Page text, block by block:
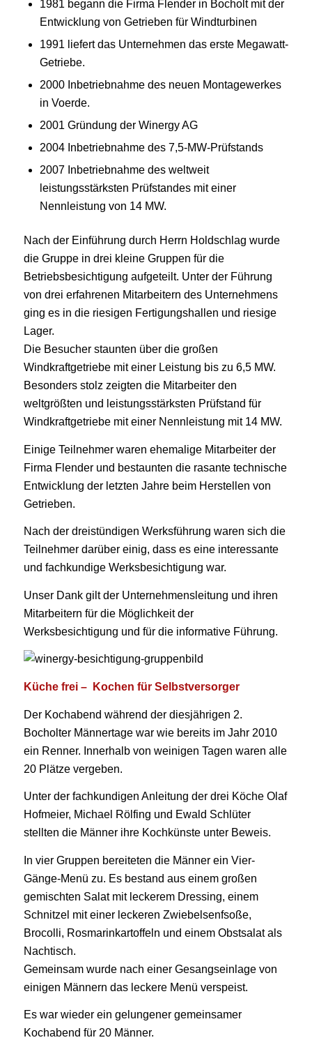
1981 begann die Firma Flender in Bocholt mit der
Entwicklung von Getrieben für Windturbinen
1991 liefert das Unternehmen das erste Megawatt-
Getriebe.
2000 Inbetriebnahme des neuen Montagewerkes
in Voerde.
2001 Gründung der Winergy AG
2004 Inbetriebnahme des 7,5-MW-Prüfstands
2007 Inbetriebnahme des weltweit
leistungsstärksten Prüfstandes mit einer
Nennleistung von 14 MW.
Nach der Einführung durch Herrn Holdschlag wurde
die Gruppe in drei kleine Gruppen für die
Betriebsbesichtigung aufgeteilt. Unter der Führung
von drei erfahrenen Mitarbeitern des Unternehmens
ging es in die riesigen Fertigungshallen und riesige
Lager.
Die Besucher staunten über die großen
Windkraftgetriebe mit einer Leistung bis zu 6,5 MW.
Besonders stolz zeigten die Mitarbeiter den
weltgrößten und leistungsstärksten Prüfstand für
Windkraftgetriebe mit einer Nennleistung mit 14 MW.
Einige Teilnehmer waren ehemalige Mitarbeiter der
Firma Flender und bestaunten die rasante technische
Entwicklung der letzten Jahre beim Herstellen von
Getrieben.
Nach der dreistündigen Werksführung waren sich die
Teilnehmer darüber einig, dass es eine interessante
und fachkundige Werksbesichtigung war.
Unser Dank gilt der Unternehmensleitung und ihren
Mitarbeitern für die Möglichkeit der
Werksbesichtigung und für die informative Führung.
Küche frei – Kochen für Selbstversorger
Der Kochabend während der diesjährigen 2.
Bocholter Männertage war wie bereits im Jahr 2010
ein Renner. Innerhalb von weinigen Tagen waren alle
20 Plätze vergeben.
Unter der fachkundigen Anleitung der drei Köche Olaf
Hofmeier, Michael Rölfing und Ewald Schlüter
stellten die Männer ihre Kochkünste unter Beweis.
In vier Gruppen bereiteten die Männer ein Vier-
Gänge-Menü zu. Es bestand aus einem großen
gemischten Salat mit leckerem Dressing, einem
Schnitzel mit einer leckeren Zwiebelsenfsoße,
Brocolli, Rosmarinkartoffeln und einem Obstsalat als
Nachtisch.
Gemeinsam wurde nach einer Gesangseinlage von
einigen Männern das leckere Menü verspeist.
Es war wieder ein gelungener gemeinsamer
Kochabend für 20 Männer.